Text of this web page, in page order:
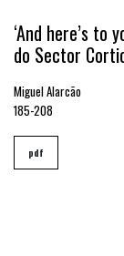
‘And here’s to
do Sector
Miguel Alarcão
185-208
pdf